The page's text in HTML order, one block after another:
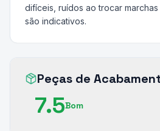
difíceis, ruídos ao trocar
são indicativos.
Peças de
7.5Bom